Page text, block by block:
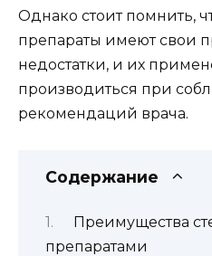
Однако стоит помнить,
препараты имеют свои
недостатки, и их
производиться при
рекомендаций врача.
Содержание
Преимущества
препаратами